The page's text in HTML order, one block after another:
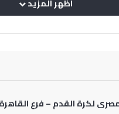
هذا الإنجاز، في موسم 1920-1921.
كين.
اظهر المزيد
لكرة القدم – فرع القاهرة